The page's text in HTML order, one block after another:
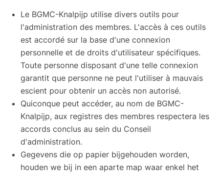
Le BGMC-Knalpijp utilise divers outils pour
l'administration des membres. L'accès à ces outils
est accordé sur la base d'une connexion
personnelle et de droits d'utilisateur spécifiques.
Toute personne disposant d'une telle connexion
garantit que personne ne peut l'utiliser à mauvais
escient pour obtenir un accès non autorisé.
Quiconque peut accéder, au nom de BGMC-
Knalpijp, aux registres des membres respectera les
accords conclus au sein du Conseil
d'administration.
Gegevens die op papier bijgehouden worden,
houden we bij in een aparte map waar enkel het